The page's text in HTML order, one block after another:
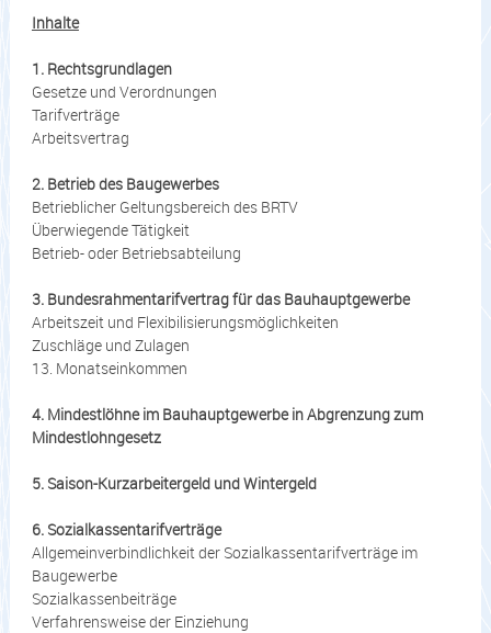
Inhalte
1. Rechtsgrundlagen
Gesetze und Verordnungen
Tarifverträge
Arbeitsvertrag
2. Betrieb des Baugewerbes
Betrieblicher Geltungsbereich des BRTV
Überwiegende Tätigkeit
Betrieb- oder Betriebsabteilung
3. Bundesrahmentarifvertrag für das Bauhauptgewerbe
Arbeitszeit und Flexibilisierungsmöglichkeiten
Zuschläge und Zulagen
13. Monatseinkommen
4. Mindestlöhne im Bauhauptgewerbe in Abgrenzung zum
Mindestlohngesetz
5. Saison-Kurzarbeitergeld und Wintergeld
6. Sozialkassentarifverträge
Allgemeinverbindlichkeit der Sozialkassentarifverträge im
Baugewerbe
Sozialkassenbeiträge
Verfahrensweise der Einziehung